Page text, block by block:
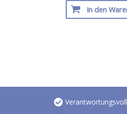
In den